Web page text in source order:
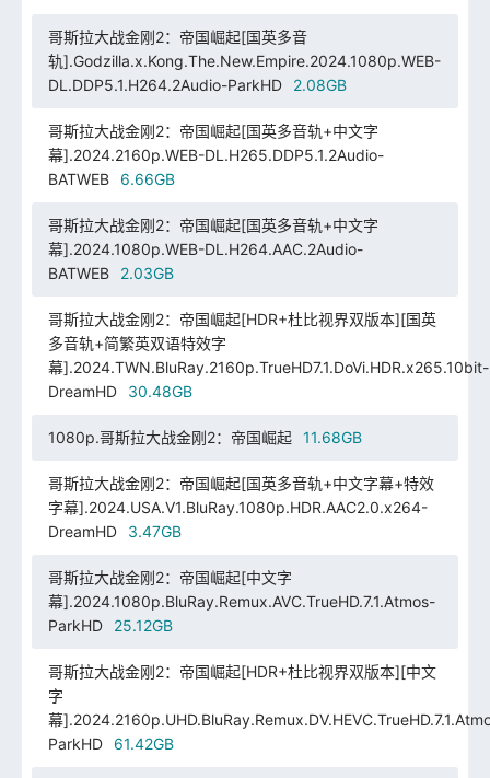
哥斯拉大战金刚2：帝国崛起[国英多音
轨].Godzilla.x.Kong.The.New.Empire.2024.1080p.WEB-
DL.DDP5.1.H264.2Audio-ParkHD
2.08GB
哥斯拉大战金刚2：帝国崛起[国英多音轨+中文字
幕].2024.2160p.WEB-DL.H265.DDP5.1.2Audio-
BATWEB
6.66GB
哥斯拉大战金刚2：帝国崛起[国英多音轨+中文字
幕].2024.1080p.WEB-DL.H264.AAC.2Audio-
BATWEB
2.03GB
哥斯拉大战金刚2：帝国崛起[HDR+杜比视界双版本][国英
多音轨+简繁英双语特效字
幕].2024.TWN.BluRay.2160p.TrueHD7.1.DoVi.HDR.x265.10bit-
DreamHD
30.48GB
1080p.哥斯拉大战金刚2：帝国崛起 11.68GB
哥斯拉大战金刚2：帝国崛起[国英多音轨+中文字幕+特效
字幕].2024.USA.V1.BluRay.1080p.HDR.AAC2.0.x264-
DreamHD
3.47GB
哥斯拉大战金刚2：帝国崛起[中文字
幕].2024.1080p.BluRay.Remux.AVC.TrueHD.7.1.Atmos-
ParkHD
25.12GB
哥斯拉大战金刚2：帝国崛起[HDR+杜比视界双版本][中文
字
幕
ParkHD
61.42GB